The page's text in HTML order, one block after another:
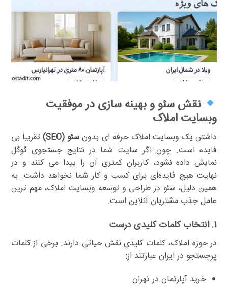
نقش سئو و بهینه سازی در موفقیت
وبسایت املاک
داشتن یک وبسایت املاک حرفه ای بدونسئو (SEO)
تقریباً بی
فایده است. چون اگر سایت شما در نتایج جستجوی گوگل
نمایش داده نشود، کاربران کمتری آن را پیدا می کنند و در
نهایت هیچ فایده‌ای برای کسب و کار شما نخواهد داشت. به
همین دلیل، سئو در طراحی و توسعه وبسایت املاک، مهم ترین
عامل جذب مشتریان آنلاین است.
۱. انتخاب کلمات کلیدی درست
در حوزه املاک، کلمات کلیدی نقش حیاتی دارند. برخی از کلمات
پرجستجو در ایران عبارتند از:
خرید آپارتمان در تهران